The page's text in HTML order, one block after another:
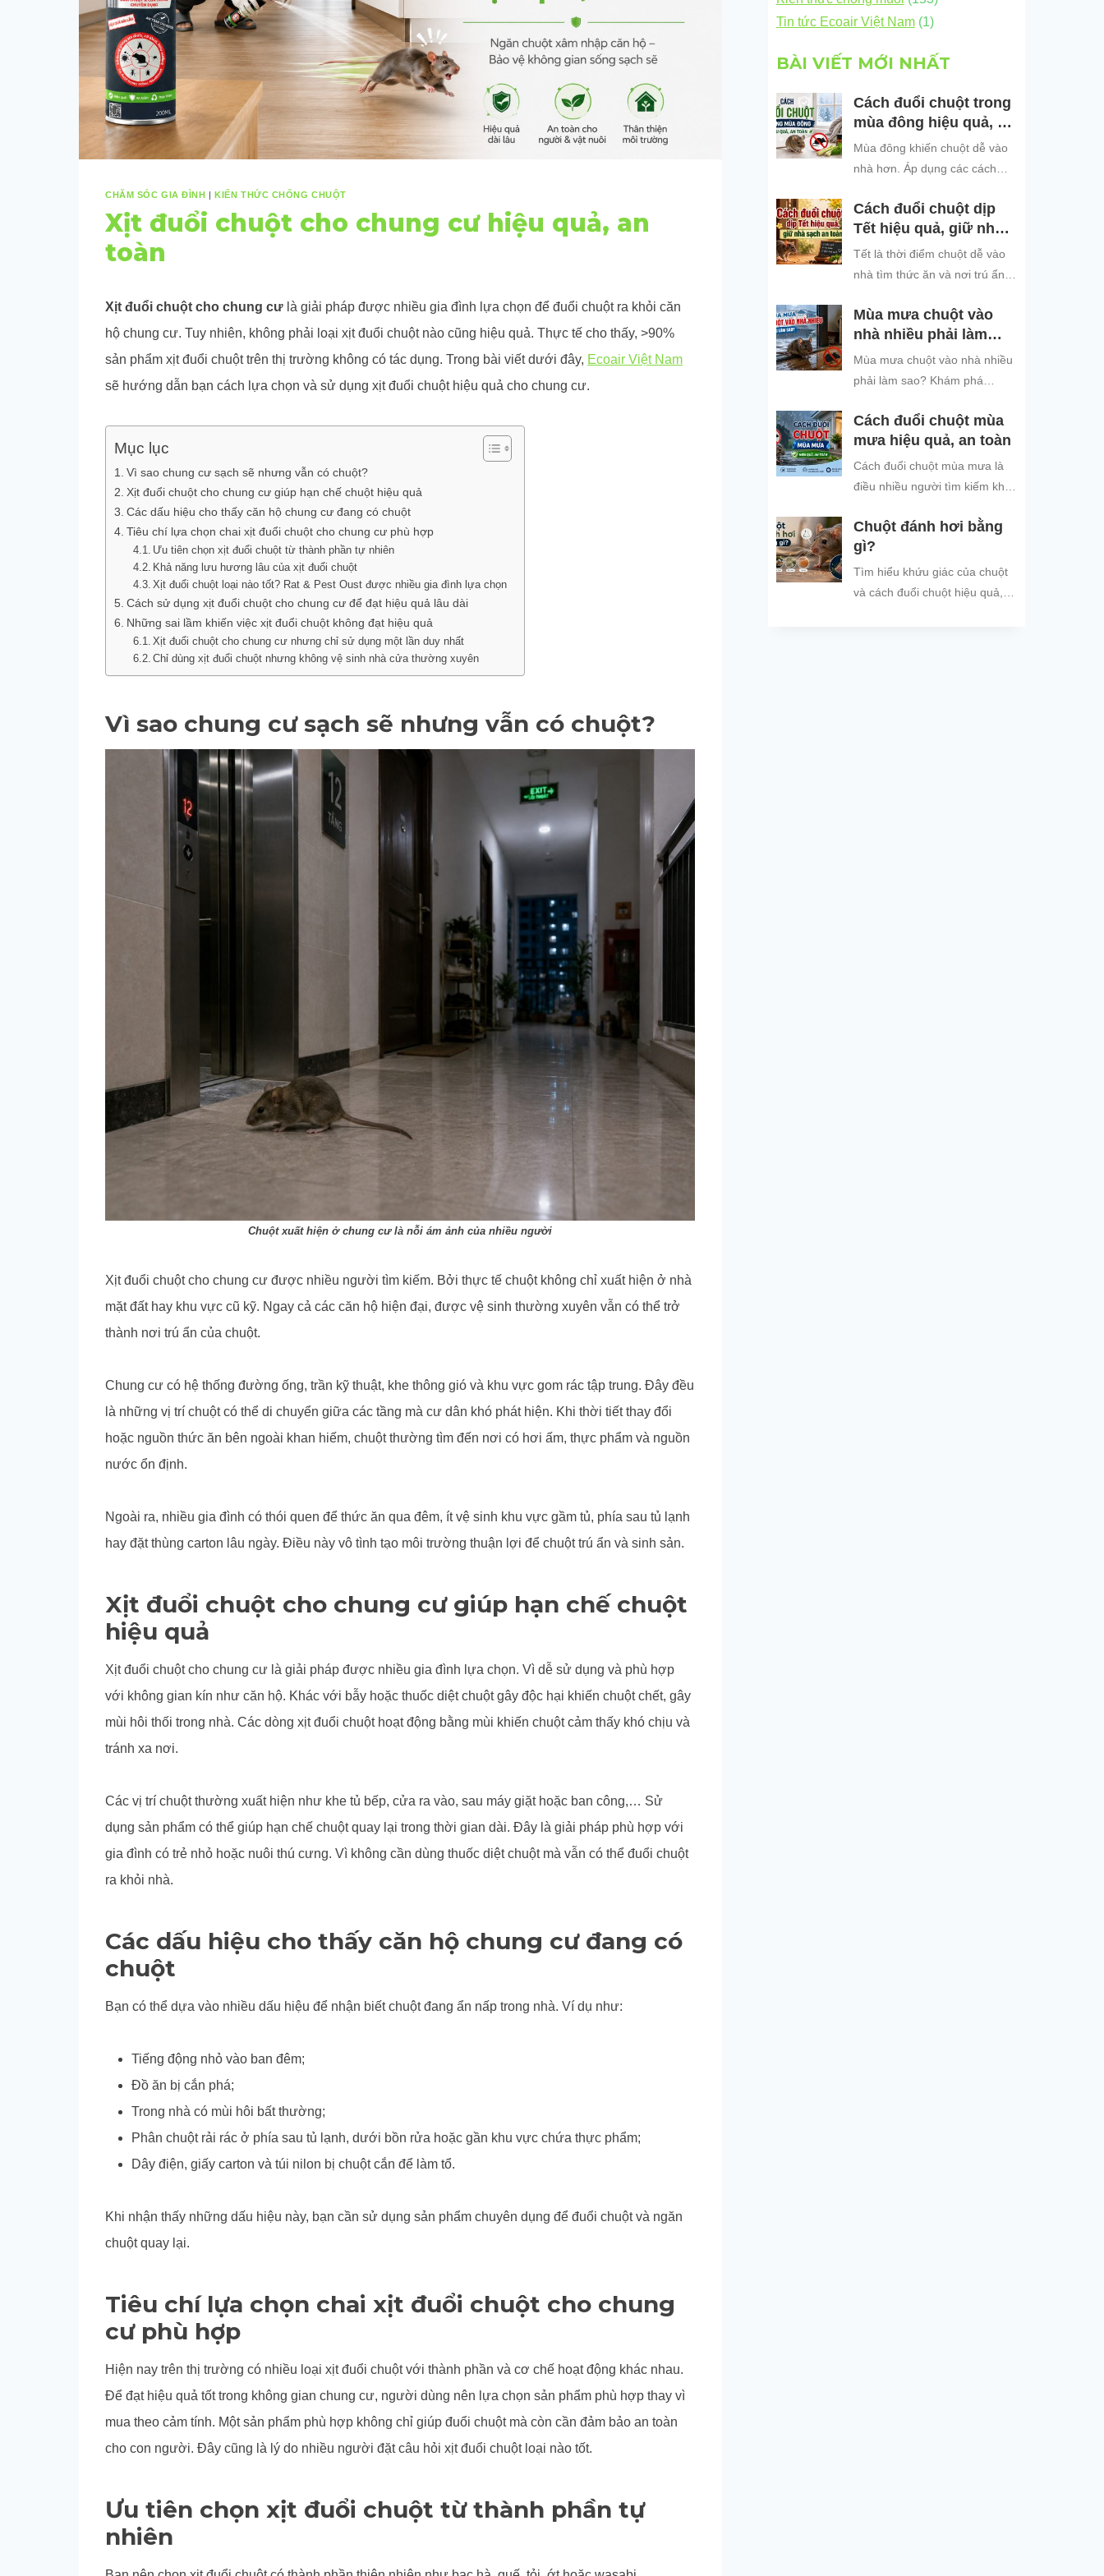
CHĂM SÓC GIA ĐÌNH KIẾN THỨC CHỐNG CHUỘT
Xịt đuổi chuột cho chung cư hiệu quả, an
toàn
Xịt đuổi chuột cho chung cư là giải pháp được nhiều gia đình lựa chọn để đuổi chuột ra khỏi căn
hộ chung cư. Tuy nhiên, không phải loại xịt đuổi chuột nào cũng hiệu quả. Thực tế cho thấy, >90%
sản phẩm xịt đuổi chuột trên thị trường không có tác dụng. Trong bài viết dưới đây, Ecoair Việt Nam
sẽ hướng dẫn bạn cách lựa chọn và sử dụng xịt đuổi chuột hiệu quả cho chung cư.
Mục lục
Vì sao chung cư sạch sẽ nhưng vẫn có chuột?
Xịt đuổi chuột cho chung cư giúp hạn chế chuột hiệu quả
Các dấu hiệu cho thấy căn hộ chung cư đang có chuột
Tiêu chí lựa chọn chai xịt đuổi chuột cho chung cư phù hợp
Ưu tiên chọn xịt đuổi chuột từ thành phần tự nhiên
Khả năng lưu hương lâu của xịt đuổi chuột
Xịt đuổi chuột loại nào tốt? Rat & Pest Oust được nhiều gia đình lựa chọn
Cách sử dụng xịt đuổi chuột cho chung cư để đạt hiệu quả lâu dài
Những sai lầm khiến việc xịt đuổi chuột không đạt hiệu quả
Xịt đuổi chuột cho chung cư nhưng chỉ sử dụng một lần duy nhất
Chỉ dùng xịt đuổi chuột nhưng không vệ sinh nhà cửa thường xuyên
Vì sao chung cư sạch sẽ nhưng vẫn có chuột?
Chuột xuất hiện ở chung cư là nỗi ám ảnh của nhiều người
Xịt đuổi chuột cho chung cư được nhiều người tìm kiếm. Bởi thực tế chuột không chỉ xuất hiện ở nhà
mặt đất hay khu vực cũ kỹ. Ngay cả các căn hộ hiện đại, được vệ sinh thường xuyên vẫn có thể trở
thành nơi trú ẩn của chuột.
Chung cư có hệ thống đường ống, trần kỹ thuật, khe thông gió và khu vực gom rác tập trung. Đây đều
là những vị trí chuột có thể di chuyển giữa các tầng mà cư dân khó phát hiện. Khi thời tiết thay đổi
hoặc nguồn thức ăn bên ngoài khan hiếm, chuột thường tìm đến nơi có hơi ấm, thực phẩm và nguồn
nước ổn định.
Ngoài ra, nhiều gia đình có thói quen để thức ăn qua đêm, ít vệ sinh khu vực gầm tủ, phía sau tủ lạnh
hay đặt thùng carton lâu ngày. Điều này vô tình tạo môi trường thuận lợi để chuột trú ẩn và sinh sản.
Xịt đuổi chuột cho chung cư giúp hạn chế chuột
hiệu quả
Xịt đuổi chuột cho chung cư là giải pháp được nhiều gia đình lựa chọn. Vì dễ sử dụng và phù hợp
với không gian kín như căn hộ. Khác với bẫy hoặc thuốc diệt chuột gây độc hại khiến chuột chết, gây
mùi hôi thối trong nhà. Các dòng xịt đuổi chuột hoạt động bằng mùi khiến chuột cảm thấy khó chịu và
tránh xa nơi.
Các vị trí chuột thường xuất hiện như khe tủ bếp, cửa ra vào, sau máy giặt hoặc ban công,… Sử
dụng sản phẩm có thể giúp hạn chế chuột quay lại trong thời gian dài. Đây là giải pháp phù hợp với
gia đình có trẻ nhỏ hoặc nuôi thú cưng. Vì không cần dùng thuốc diệt chuột mà vẫn có thể đuổi chuột
ra khỏi nhà.
Các dấu hiệu cho thấy căn hộ chung cư đang có
chuột
Bạn có thể dựa vào nhiều dấu hiệu để nhận biết chuột đang ẩn nấp trong nhà. Ví dụ như:
Tiếng động nhỏ vào ban đêm;
Đồ ăn bị cắn phá;
Trong nhà có mùi hôi bất thường;
Phân chuột rải rác ở phía sau tủ lạnh, dưới bồn rửa hoặc gần khu vực chứa thực phẩm;
Dây điện, giấy carton và túi nilon bị chuột cắn để làm tổ.
Khi nhận thấy những dấu hiệu này, bạn cần sử dụng sản phẩm chuyên dụng để đuổi chuột và ngăn
chuột quay lại.
Tiêu chí lựa chọn chai xịt đuổi chuột cho chung
cư phù hợp
Hiện nay trên thị trường có nhiều loại xịt đuổi chuột với thành phần và cơ chế hoạt động khác nhau.
Để đạt hiệu quả tốt trong không gian chung cư, người dùng nên lựa chọn sản phẩm phù hợp thay vì
mua theo cảm tính. Một sản phẩm phù hợp không chỉ giúp đuổi chuột mà còn cần đảm bảo an toàn
cho con người. Đây cũng là lý do nhiều người đặt câu hỏi xịt đuổi chuột loại nào tốt.
Ưu tiên chọn xịt đuổi chuột từ thành phần tự
nhiên
Tin tức Ecoair Việt Nam(1)
BÀI VIẾT MỚI NHẤT
Cách đuổi chuột trong
mùa đông hiệu quả, an
toàn
Mùa đông khiến chuột dễ vào
nhà hơn. Áp dụng các cách
để bảo vệ không gian sống
sạch sẽ.
Cách đuổi chuột dịp
Tết hiệu quả, giữ nhà
sạch an toàn
Tết là thời điểm chuột dễ vào
nhà tìm thức ăn và nơi trú ẩn.
chuột dịp Tết hiệu quả, an toàn
và dễ áp dụng để giữ không
gian sống sạch sẽ, bảo vệ gia
đình và đón năm mới an tâm.
Mùa mưa chuột vào
nhà nhiều phải làm
sao?
Mùa mưa chuột vào nhà nhiều
phải làm sao? Khám phá
ẩn khi trời mưa và các cách
đuổi chuột, ngăn chuột xâm
nhập hiệu quả, an toàn, giúp
bảo vệ không gian sống sạch
Cách đuổi chuột mùa
mưa hiệu quả, an toàn
Cách đuổi chuột mùa mưa là
điều nhiều người tìm kiếm khi
khiến tình trạng chuột vào nhà
trú...
Chuột đánh hơi bằng
gì?
Tìm hiểu khứu giác của chuột
và cách đuổi chuột hiệu quả,